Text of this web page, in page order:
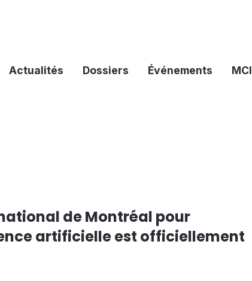
Actualités Dossiers Événements MCI
de Montréal pour
artificielle est officiellement